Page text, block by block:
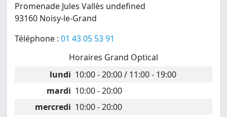
Promenade Jules Vallès undefined
93160 Noisy-le-Grand
Téléphone : 01 43 05 53 91
Horaires Grand Optical
lundi 10:00 - 20:00 / 11:00 - 19:00
mardi 10:00 - 20:00
mercredi 10:00 - 20:00